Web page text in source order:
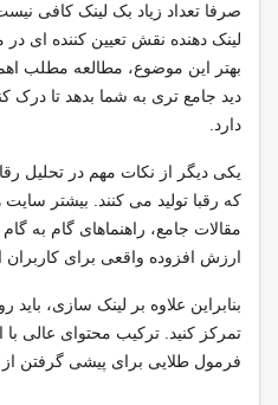
صرفا تعداد زیاد بک لینک کافی
لینک دهنده نقش تعیین کننده ای
بهتر این موضوع، مطالعه مطلب
دید جامع تری به شما بدهد تا درک
دارد.
یکی دیگر از نکات مهم در تحلیل
که رقبا تولید می کنند. بیشتر
مقالات جامع، راهنماهای گام به
ارزش افزوده واقعی برای کاربران
بنابراین علاوه بر لینک سازی، باید
تمرکز کنید. ترکیب محتوای عالی
فرمول طلایی برای پیشی گرفتن